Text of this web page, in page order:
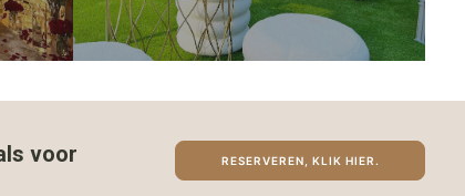
voor
RESERVEREN, KLIK HIER.